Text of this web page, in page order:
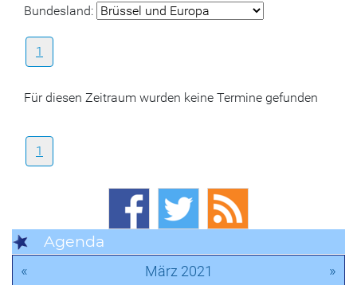
Bundesland:
1
Für diesen Zeitraum wurden keine Termine gefunden
1
Agenda
« März 2021 »